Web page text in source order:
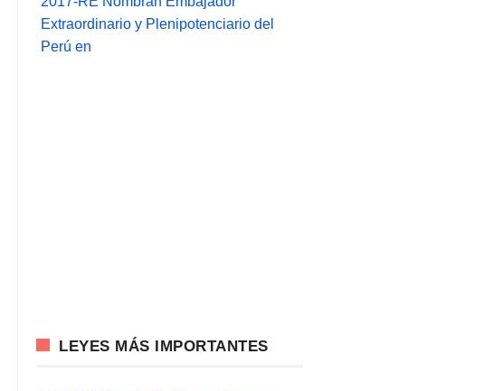
Extraordinario y Plenipotenciario del
Perú en
LEYES MÁS IMPORTANTES